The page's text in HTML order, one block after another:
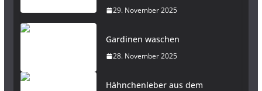
29. November 2025
Gardinen waschen
28. November 2025
Hähnchenleber aus dem